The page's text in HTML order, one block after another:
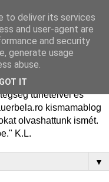
főorvos, 50 éves
tüneteivel és
kismamablog
olvashattunk ismét.
K.L.
▼
to deliver its services
and user-agent are
and security
generate usage
abuse.
GOT IT